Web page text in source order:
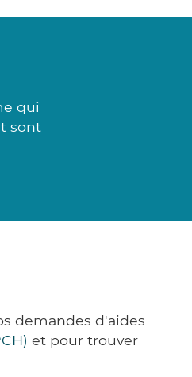
qui
sont
demandes d'aides
et pour trouver